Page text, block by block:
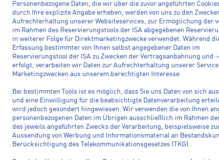
Personenbezogene Daten, die wir über die zuvor angeführten
durch Ihre explizite Angabe erheben, werden von uns zu den
Aufrechterhaltung unserer Websiteservices, zur Ermöglichung der
im Rahmen des Reservierungstools der ISA abgegebenen
in weiterer Folge für Direktmarketingzwecke verwendet. Während
Erfassung bestimmter von Ihnen selbst angegebener Daten im
Reservierungstool der ISA zu Zwecken der Vertragsanbahnung und
erfolgt, verarbeiten wir Daten zur Aufrechterhaltung unserer
Marketingzwecken aus unserem berechtigten Interesse.
Bei bestimmten Tools ist es möglich, dass Sie uns Daten von sich
und eine Einwilligung für die beabsichtigte Datenverarbeitung
wird jedoch gesondert hingewiesen. Wir verwenden die von Ihnen
personenbezogenen Daten im Übrigen ausschließlich im Rahmen
des jeweils angeführten Zwecks der Verarbeitung, beispielsweise
Aussendung von Werbung und Informationsmaterial an
Berücksichtigung des Telekommunikationsgesetzes (TKG).